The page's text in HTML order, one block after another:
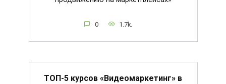
0 1.7k.
ТОП-5 курсов «Видеомаркетинг» в